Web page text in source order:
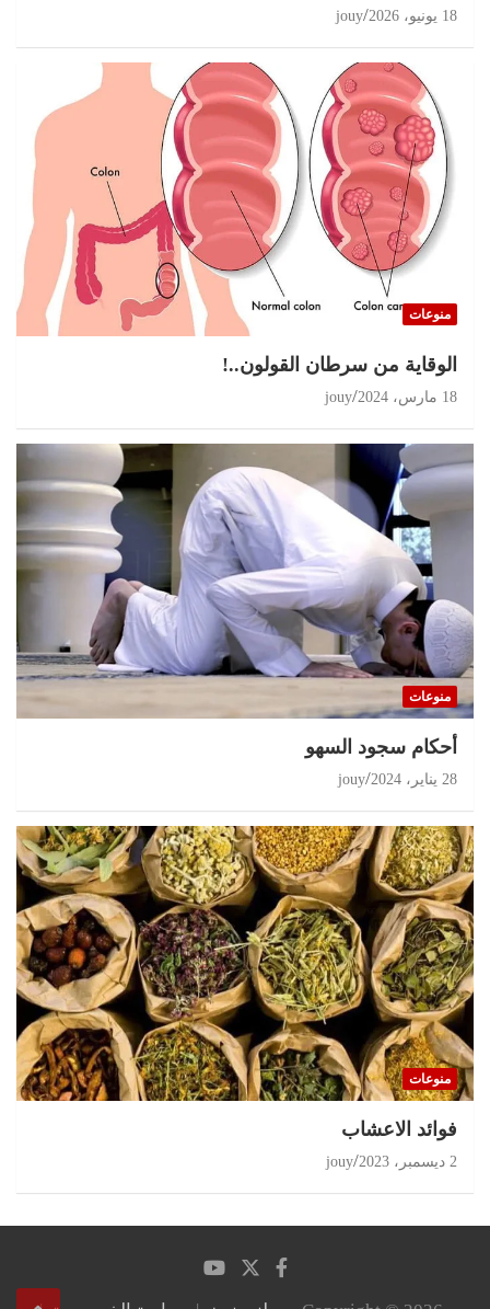
18 يونيو، 2026 jouy
منوعات
الوقاية من سرطان القولون..!
18 مارس، 2024 jouy
منوعات
أحكام سجود السهو
28 يناير، 2024 jouy
منوعات
‏فوائد الاعشاب
2 ديسمبر، 2023 jouy